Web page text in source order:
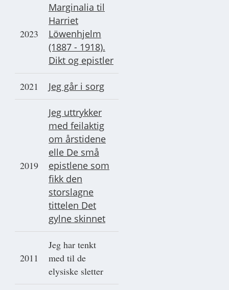
2023
Marginalia til
Harriet
Löwenhjelm
(1887 - 1918).
Dikt og epistler
2021 Jeg går i sorg
2019
Jeg uttrykker
med feilaktig
om årstidene
elle De små
epistlene som
fikk den
storslagne
tittelen Det
gylne skinnet
2011
Jeg har tenkt
med til de
elysiske sletter